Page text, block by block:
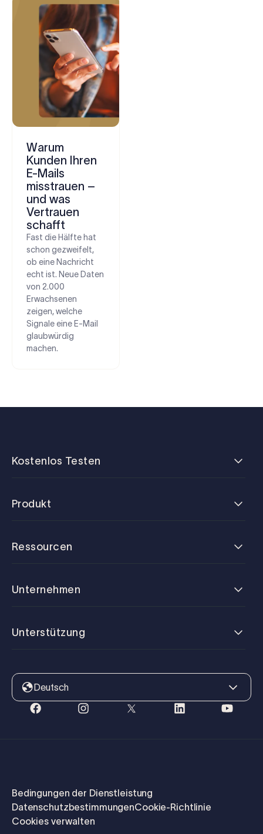
Warum
Kunden Ihren
E-Mails
misstrauen –
und was
Vertrauen
schafft
Fast die Hälfte hat
schon gezweifelt,
ob eine Nachricht
echt ist. Neue Daten
von 2.000
Erwachsenen
zeigen, welche
Signale eine E-Mail
glaubwürdig
machen.
Kostenlos Testen
Produkt
Ressourcen
Unternehmen
Unterstützung
Deutsch
Bedingungen der Dienstleistung
DatenschutzbestimmungenCookie-Richtlinie
Cookies verwalten